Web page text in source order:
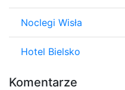
Noclegi Wisła
Hotel Bielsko
Komentarze